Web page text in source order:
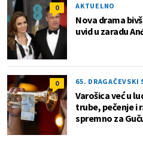
0 AKTUELNO
Nova drama
uvid u zaradu
0 65. DRAGAČEVSKI
Varošica već u
trube, pečenje i
spremno za